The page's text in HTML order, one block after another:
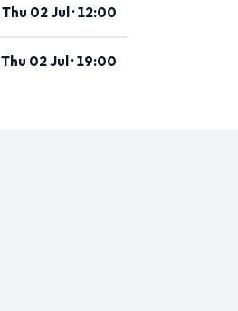
Thu 02 Jul · 12:00
Thu 02 Jul · 19:00